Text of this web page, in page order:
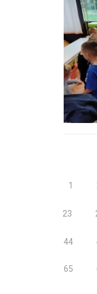
1
23
44
65